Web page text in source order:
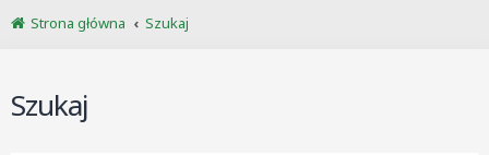
Strona główna Szukaj
Szukaj